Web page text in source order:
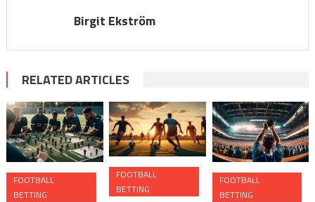
Birgit Ekström
RELATED ARTICLES
FOOTBALL
BETTING
FOOTBALL
BETTING
FOOTBALL
BETTING